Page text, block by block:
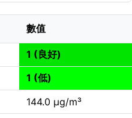
數值
1 (良好)
1 (低)
144.0 µg/m³